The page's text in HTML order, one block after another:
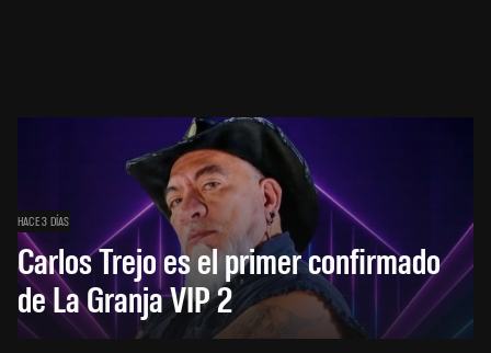
HACE 3 DÍAS
Carlos Trejo es el primer confirmado
de La Granja VIP 2